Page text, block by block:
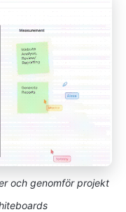
och genomför projekt